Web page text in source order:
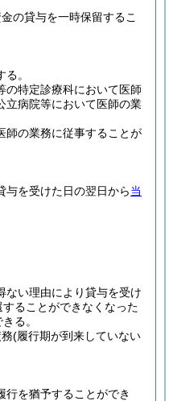
の貸与を一時保留するこ
。
の特定診療科において医師
立病院等において医師の業
師の業務に従事することが
与を受けた日の翌日から当
ない理由により貸与を受け
することができなくなった
る。
(履行期が到来していない
行を猶予することができ